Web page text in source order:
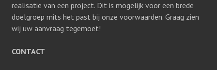
realisatie van een project. Dit is mogelijk voor een brede
doelgroep mits het past bij onze voorwaarden. Graag zien
wij uw aanvraag tegemoet!
CONTACT